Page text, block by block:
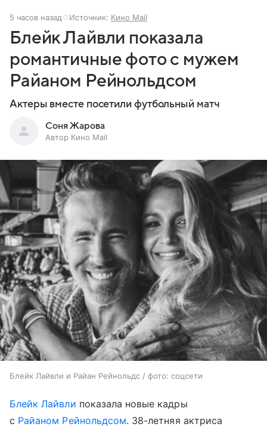
5 часов назад Источник: Кино Mail
Блейк Лайвли показала
романтичные фото с мужем
Райаном Рейнольдсом
Актеры вместе посетили футбольный матч
Соня Жарова
Автор Кино Mail
Блейк Лайвли и Райан Рейнольдс / фото: соцсети
Блейк Лайвли показала новые кадры
с Райаном Рейнольдсом. 38-летняя актриса